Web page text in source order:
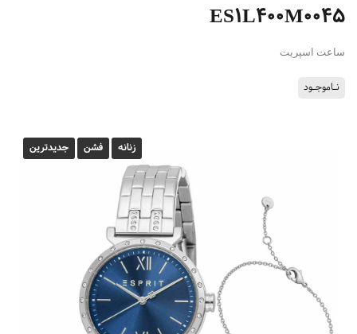
ES1L400M0045
ساعت اسپریت
نـاموجـود
زنانه فشن جدیدترین